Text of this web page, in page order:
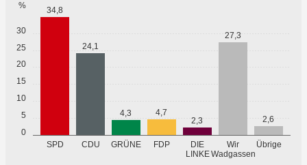
0
5
10
15
20
25
30
%
SPD CDU GRÜNE FDP
DIE
LINKE
Wir
Wadgassen
Übrige
34,8
24,1
4,3
4,7
2,3
27,3
2,6